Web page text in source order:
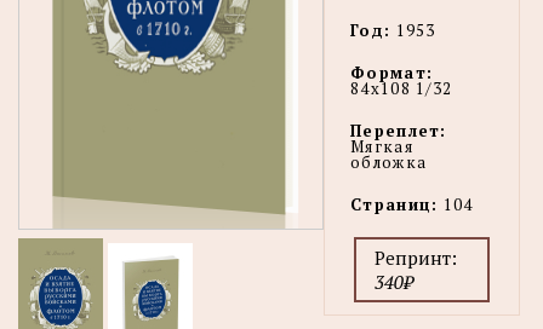
Год: 1953
Формат:
84х108 1/32
Переплет:
Мягкая
обложка
Страниц: 104
Репринт:
340₽